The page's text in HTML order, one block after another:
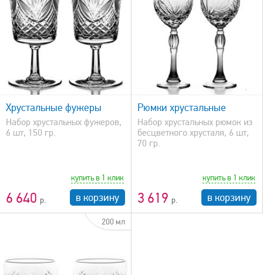
Хрустальные фужеры
Набор хрустальных фужеров,
6 шт, 150 гр.
6 640
купить в 1 клик
в корзину
быстрый просмотр
Рюмки хрустальные
Набор хрустальных рюмок из
бесцветного хрусталя, 6 шт,
70 гр.
3 619
купить в 1 клик
в корзину
200 мл